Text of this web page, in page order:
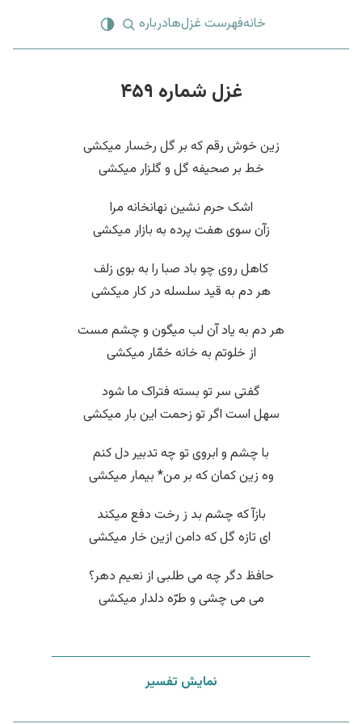
خانهفهرست غزل‌هادرباره
غزل شماره ۴۵۹
زین خوش رقم که بر گل رخسار میکشی
خط بر صحیفه گل و گلزار میکشی
اشک حرم نشین نهانخانه مرا
زآن سوی هفت پرده به بازار میکشی
کاهل روی چو باد صبا را به بوی زلف
هر دم به قید سلسله در کار میکشی
هر دم به یاد آن لب میگون و چشم مست
از خلوتم به خانه خمّار میکشی
گفتی سر تو بسته فتراک ما شود
سهل است اگر تو زحمت این بار میکشی
با چشم و ابروی تو چه تدبیر دل کنم
وه زین کمان که بر من* بیمار میکشی
بازآ که چشم بد ز رخت دفع میکند
‌ ای تازه گل که دامن ازین خار میکشی
حافظ دگر چه می طلبی از نعیم دهر؟
می می چشی و طرّه دلدار میکشی
نمایش تفسیر